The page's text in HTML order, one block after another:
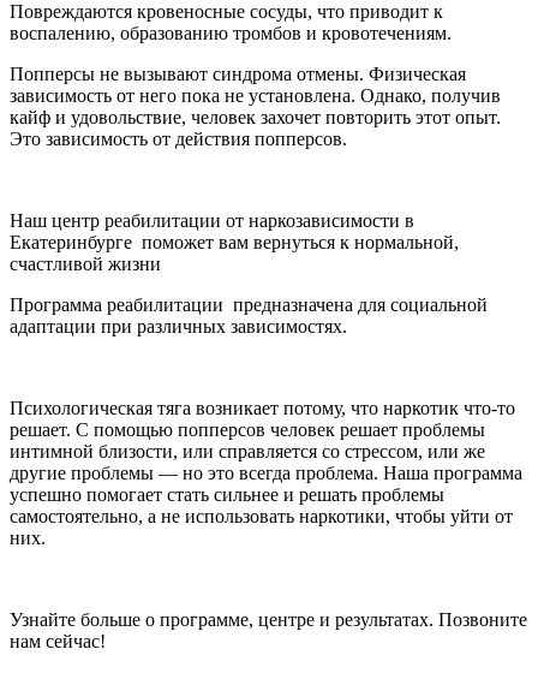
Повреждаются кровеносные сосуды, что приводит к
воспалению, образованию тромбов и кровотечениям.
Попперсы не вызывают синдрома отмены. Физическая
зависимость от него пока не установлена. Однако, получив
кайф и удовольствие, человек захочет повторить этот опыт.
Это зависимость от действия попперсов.
Наш центр реабилитации от наркозависимости в
Екатеринбурге поможет вам вернуться к нормальной,
счастливой жизни
Программа реабилитации предназначена для социальной
адаптации при различных зависимостях.
Психологическая тяга возникает потому, что наркотик что-то
решает. С помощью попперсов человек решает проблемы
интимной близости, или справляется со стрессом, или же
другие проблемы — но это всегда проблема. Наша программа
успешно помогает стать сильнее и решать проблемы
самостоятельно, а не использовать наркотики, чтобы уйти от
них.
Узнайте больше о программе, центре и результатах. Позвоните
нам сейчас!